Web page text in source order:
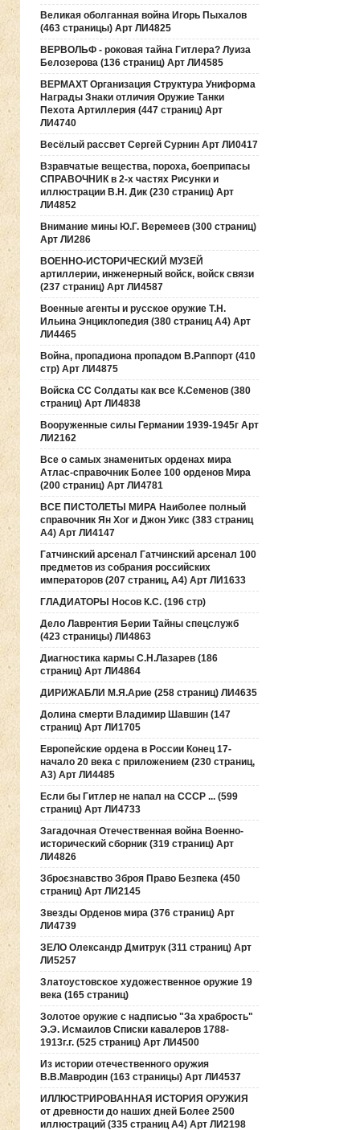
Великая оболганная война Игорь Пыхалов
(463 страницы) Арт ЛИ4825
ВЕРВОЛЬФ - роковая тайна Гитлера? Луиза
Белозерова (136 страниц) Арт ЛИ4585
ВЕРМАХТ Организация Структура Униформа
Награды Знаки отличия Оружие Танки
Пехота Артиллерия (447 страниц) Арт
ЛИ4740
Весёлый рассвет Сергей Сурнин Арт ЛИ0417
Взравчатые вещества, пороха, боеприпасы
СПРАВОЧНИК в 2-х частях Рисунки и
иллюстрации В.Н. Дик (230 страниц) Арт
ЛИ4852
Внимание мины Ю.Г. Веремеев (300 страниц)
Арт ЛИ286
ВОЕННО-ИСТОРИЧЕСКИЙ МУЗЕЙ
артиллерии, инженерный войск, войск связи
(237 страниц) Арт ЛИ4587
Военные агенты и русское оружие Т.Н.
Ильина Энциклопедия (380 страниц А4) Арт
ЛИ4465
Война, пропадиона пропадом В.Раппорт (410
стр) Арт ЛИ4875
Войска СС Солдаты как все К.Семенов (380
страниц) Арт ЛИ4838
Вооруженные силы Германии 1939-1945г Арт
ЛИ2162
Все о самых знаменитых орденах мира
Атлас-справочник Более 100 орденов Мира
(200 страниц) Арт ЛИ4781
ВСЕ ПИСТОЛЕТЫ МИРА Наиболее полный
справочник Ян Хог и Джон Уикс (383 страниц
А4) Арт ЛИ4147
Гатчинский арсенал Гатчинский арсенал 100
предметов из собрания российских
императоров (207 страниц, А4) Арт ЛИ1633
ГЛАДИАТОРЫ Носов К.С. (196 стр)
Дело Лаврентия Берии Тайны спецслужб
(423 страницы) ЛИ4863
Диагностика кармы С.Н.Лазарев (186
страниц) Арт ЛИ4864
ДИРИЖАБЛИ М.Я.Арие (258 страниц) ЛИ4635
Долина смерти Владимир Шавшин (147
страниц) Арт ЛИ1705
Европейские ордена в России Конец 17-
начало 20 века с приложением (230 страниц,
А3) Арт ЛИ4485
Если бы Гитлер не напал на СССР ... (599
страниц) Арт ЛИ4733
Загадочная Отечественная война Военно-
исторический сборник (319 страниц) Арт
ЛИ4826
Зброєзнавство Зброя Право Безпека (450
страниц) Арт ЛИ2145
Звезды Орденов мира (376 страниц) Арт
ЛИ4739
ЗЕЛО Олександр Дмитрук (311 страниц) Арт
ЛИ5257
Златоустовское художественное оружие 19
века (165 страниц)
Золотое оружие с надписью "За храбрость"
Э.Э. Исмаилов Списки кавалеров 1788-
1913г.г. (525 страниц) Арт ЛИ4500
Из истории отечественного оружия
В.В.Мавродин (163 страницы) Арт ЛИ4537
ИЛЛЮСТРИРОВАННАЯ ИСТОРИЯ ОРУЖИЯ
от древности до наших дней Более 2500
иллюстраций (335 страниц А4) Арт ЛИ2198